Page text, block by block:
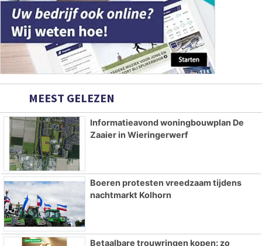
MEEST GELEZEN
Informatieavond woningbouwplan De
Zaaier in Wieringerwerf
Boeren protesten vreedzaam tijdens
nachtmarkt Kolhorn
Betaalbare trouwringen kopen: zo